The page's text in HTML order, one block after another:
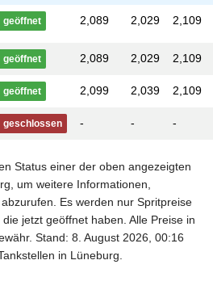
geöffnet 2,089 2,029 2,109
geöffnet 2,089 2,029 2,109
geöffnet 2,099 2,039 2,109
geschlossen - - -
Status einer der oben angezeigten
um weitere Informationen,
Es werden nur Spritpreise
jetzt geöffnet haben. Alle Preise in
Stand: 8. August 2026, 00:16
in Lüneburg.